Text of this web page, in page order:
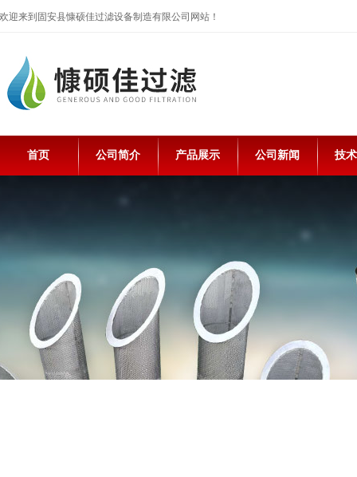
欢迎来到固安县慷硕佳过滤设备制造有限公司网站！
首页 公司简介 产品展示 公司新闻 技